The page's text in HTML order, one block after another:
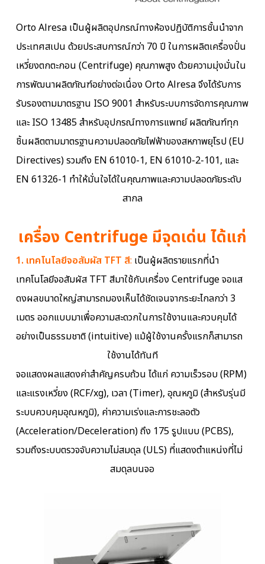
Orto Alresa เป็นผู้ผลิตอุปกรณ์ทางห้องปฏิบัติการชั้นนำจาก
ประเทศสเปน ด้วยประสบการณ์กว่า 70 ปี ในการผลิตเครื่องปั่น
เหวี่ยงตกตะกอน (Centrifuge) คุณภาพสูง ด้วยความมุ่งมั่นใน
การพัฒนาผลิตภัณฑ์อย่างต่อเนื่อง Orto Alresa จึงได้รับการ
รับรองตามมาตรฐาน ISO 9001 สำหรับระบบการจัดการคุณภาพ
และ ISO 13485 สำหรับอุปกรณ์ทางการแพทย์ ผลิตภัณฑ์ทุก
ชิ้นผลิตตามมาตรฐานความปลอดภัยไฟฟ้าของสหภาพยุโรป (EU
Directives) รวมถึง EN 61010-1, EN 61010-2-101, และ
EN 61326-1 ทำให้มั่นใจได้ในคุณภาพและความปลอดภัยระดับ
สากล
เครื่อง Centrifuge มีจุดเด่น ได้แก่
1. เทคโนโลยีจอสัมผัส TFT สี: เป็นผู้ผลิตรายแรกที่นำ
เทคโนโลยีจอสัมผัส TFT สีมาใช้กับเครื่อง Centrifuge จอแส
ดงผลขนาดใหญ่สามารถมองเห็นได้ชัดเจนจากระยะไกลกว่า 3
เมตร ออกแบบมาเพื่อความสะดวกในการใช้งานและควบคุมได้
อย่างเป็นธรรมชาติ (intuitive) แม้ผู้ใช้งานครั้งแรกก็สามารถ
ใช้งานได้ทันที
จอแสดงผลแสดงค่าสำคัญครบถ้วน ได้แก่ ความเร็วรอบ (RPM)
และแรงเหวี่ยง (RCF/xg), เวลา (Timer), อุณหภูมิ (สำหรับรุ่นมี
ระบบควบคุมอุณหภูมิ), ค่าความเร่งและการชะลอตัว
(Acceleration/Deceleration) ถึง 175 รูปแบบ (PCBS),
รวมถึงระบบตรวจจับความไม่สมดุล (ULS) ที่แสดงตำแหน่งที่ไม่
สมดุลบนจอ